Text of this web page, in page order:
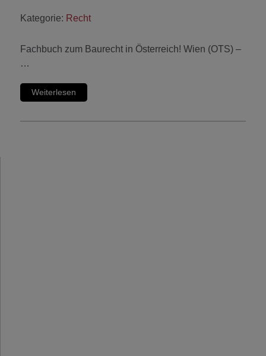
Kategorie: Recht
Fachbuch zum Baurecht in Österreich! Wien (OTS) –
…
Weiterlesen